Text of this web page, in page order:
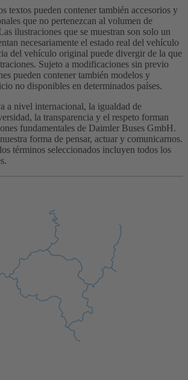
textos pueden contener también accesorios y
que no pertenezcan al volumen de
ilustraciones que se muestran son solo un
necesariamente el estado real del vehículo
del vehículo original puede divergir de la que
Sujeto a modificaciones sin previo
pueden contener también modelos y
no disponibles en determinados países.
a nivel internacional, la igualdad de
la transparencia y el respeto forman
fundamentales de Daimler Buses GmbH.
forma de pensar, actuar y comunicarnos.
términos seleccionados incluyen todos los